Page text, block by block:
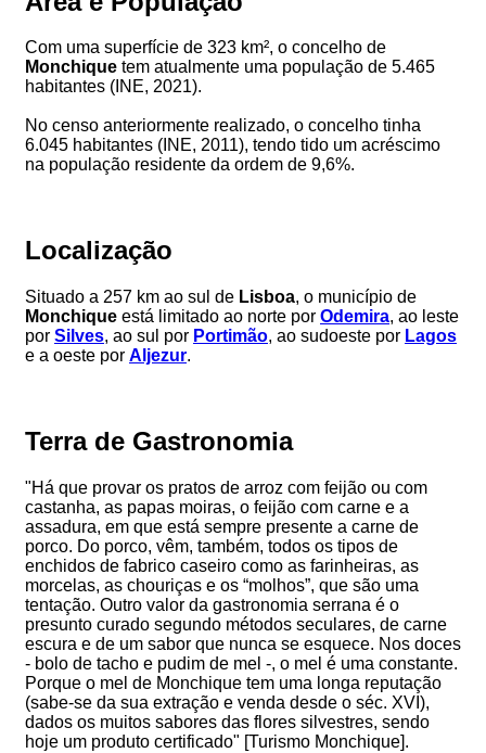
Com uma superfície de 323 km², o concelho de
Monchique tem atualmente uma população de 5.465
habitantes (INE, 2021).
No censo anteriormente realizado, o concelho tinha
6.045 habitantes (INE, 2011), tendo tido um acréscimo
na população residente da ordem de 9,6%.
Localização
Situado a 257 km ao sul de Lisboa, o município de
Monchique está limitado ao norte por Odemira, ao leste
por Silves, ao sul por Portimão, ao sudoeste por Lagos
e a oeste por Aljezur.
Terra de Gastronomia
"Há que provar os pratos de arroz com feijão ou com
castanha, as papas moiras, o feijão com carne e a
assadura, em que está sempre presente a carne de
porco. Do porco, vêm, também, todos os tipos de
enchidos de fabrico caseiro como as farinheiras, as
morcelas, as chouriças e os “molhos”, que são uma
tentação. Outro valor da gastronomia serrana é o
presunto curado segundo métodos seculares, de carne
escura e de um sabor que nunca se esquece. Nos doces
- bolo de tacho e pudim de mel -, o mel é uma constante.
Porque o mel de Monchique tem uma longa reputação
(sabe-se da sua extração e venda desde o séc. XVI),
dados os muitos sabores das flores silvestres, sendo
hoje um produto certificado" [Turismo Monchique].